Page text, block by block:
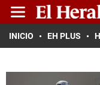
INICIO EH PLUS